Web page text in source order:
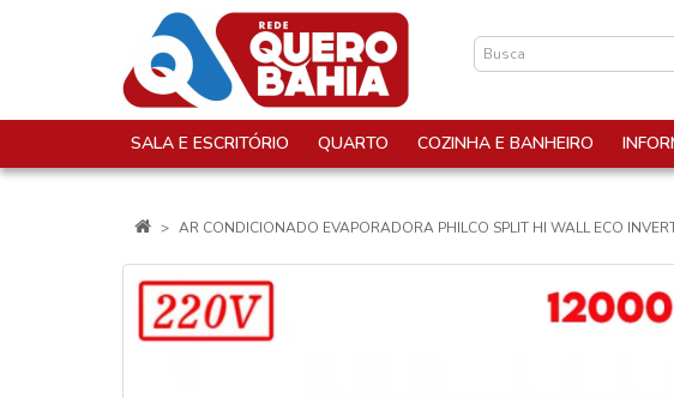
SALA E ESCRITÓRIO QUARTO COZINHA E BANHEIRO
AR CONDICIONADO EVAPORADORA PHILCO SPLIT HI WALL ECO